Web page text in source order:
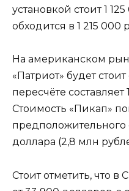
установкой стоит 1
обходится в 1 215 000
На американском
«Патриот» будет
пересчёте составляет
Стоимость «Пикап»
предположительного
доллара (2,8 млн
Стоит отметить, что